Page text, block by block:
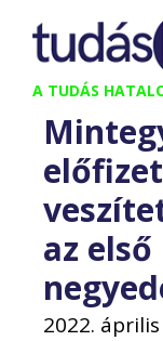
Kilépés
tartalomba
A TUDÁS
az első
2022. április